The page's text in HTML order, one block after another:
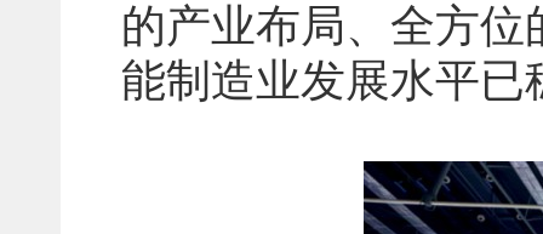
的产业布局、全方
能制造业发展水平